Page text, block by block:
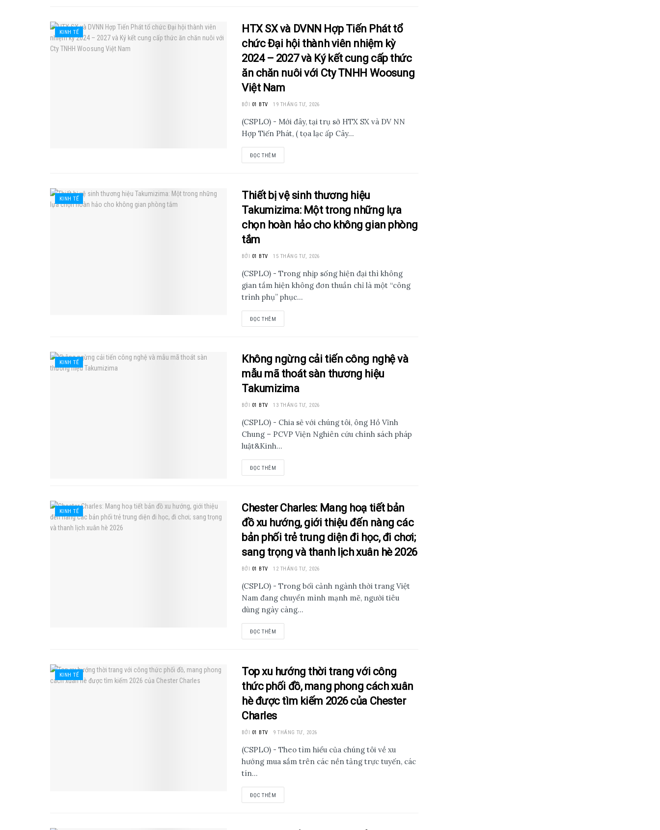
KINH TẾ
HTX SX và DVNN Hợp Tiến Phát tổ
chức Đại hội thành viên nhiệm kỳ
2024 – 2027 và Ký kết cung cấp thức
ăn chăn nuôi với Cty TNHH Woosung
Việt Nam
BỞI 01 BTV 19 THÁNG TƯ, 2026
(CSPLO) - Mới đây, tại trụ sở HTX SX và DV NN
Hợp Tiến Phát, ( tọa lạc ấp Cây...
ĐỌC THÊM
KINH TẾ
Thiết bị vệ sinh thương hiệu
Takumizima: Một trong những lựa
chọn hoàn hảo cho không gian phòng
tắm
BỞI 01 BTV 15 THÁNG TƯ, 2026
(CSPLO) - Trong nhịp sống hiện đại thì không
gian tắm hiện không đơn thuần chỉ là một “công
trình phụ” phục...
ĐỌC THÊM
KINH TẾ
Không ngừng cải tiến công nghệ và
mẫu mã thoát sàn thương hiệu
Takumizima
BỞI 01 BTV 13 THÁNG TƯ, 2026
(CSPLO) - Chia sẻ với chúng tôi, ông Hồ Vĩnh
Chung – PCVP Viện Nghiên cứu chính sách pháp
luật&Kinh...
ĐỌC THÊM
KINH TẾ
Chester Charles: Mang hoạ tiết bản
đồ xu hướng, giới thiệu đến nàng các
bản phối trẻ trung diện đi học, đi chơi;
sang trọng và thanh lịch xuân hè 2026
BỞI 01 BTV 12 THÁNG TƯ, 2026
(CSPLO) - Trong bối cảnh ngành thời trang Việt
Nam đang chuyển mình mạnh mẽ, người tiêu
dùng ngày càng...
ĐỌC THÊM
KINH TẾ
Top xu hướng thời trang với công
thức phối đồ, mang phong cách xuân
hè được tìm kiếm 2026 của Chester
Charles
BỞI 01 BTV 9 THÁNG TƯ, 2026
(CSPLO) - Theo tìm hiểu của chúng tôi về xu
hướng mua sắm trên các nền tảng trực tuyến, các
tín...
ĐỌC THÊM